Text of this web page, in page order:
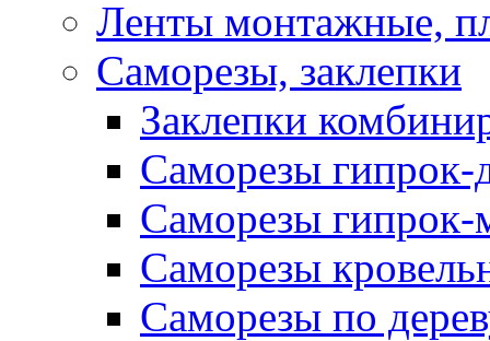
Ленты монтажные,
Саморезы, заклепки
Заклепки
Саморезы гипрок-
Саморезы гипрок-
Саморезы
Саморезы по